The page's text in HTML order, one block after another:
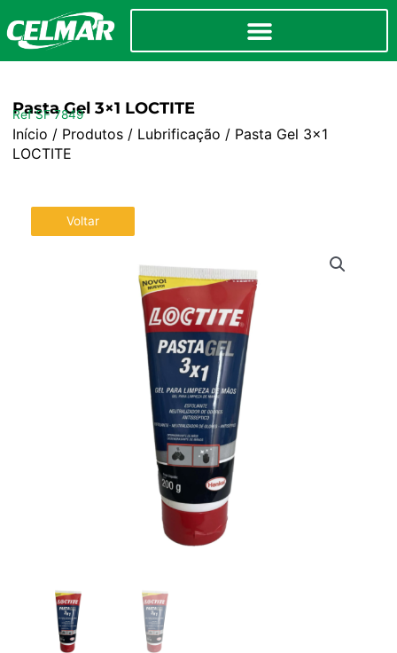
Pasta Gel 3×1 LOCTITE
Ref SF 7849
Início / Produtos/ Lubrificação / Pasta Gel 3×1
LOCTITE
Voltar